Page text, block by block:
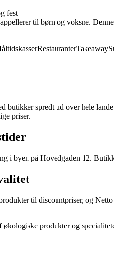
fest
til børn og voksne.
RestauranterTakeaway
butikker spredt ud over hele
priser.
i byen på Hovedgaden 12.
til discountpriser, og
produkter og